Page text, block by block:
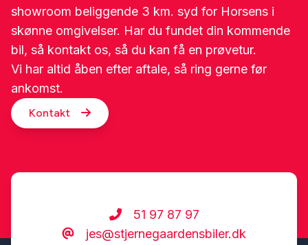
showroom beliggende 3 km. syd for Horsens i
skønne omgivelser. Har du fundet din kommende
bil, så kontakt os, så du kan få en prøvetur.
Vi har altid åben efter aftale, så ring gerne før
ankomst.
Kontakt
51 97 87 97
jes@stjernegaardensbiler.dk